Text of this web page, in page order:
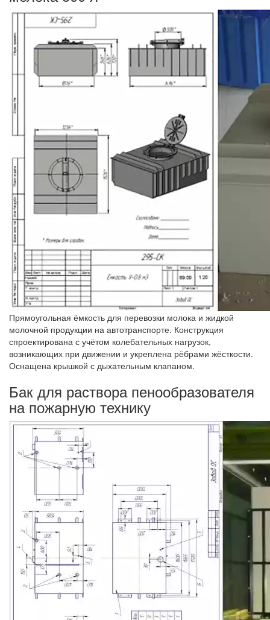
Прямоугольная ёмкость для перевозки молока и жидкой
молочной продукции на автотранспорте. Конструкция
спроектирована с учётом колебательных нагрузок,
возникающих при движении и укреплена рёбрами жёсткости.
Оснащена крышкой с дыхательным клапаном.
Бак для раствора пенообразователя
на пожарную технику